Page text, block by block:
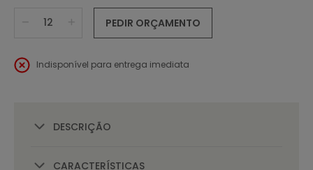
PEDIR ORÇAMENTO
Indisponível para entrega imediata
DESCRIÇÃO
CARACTERÍSTICAS